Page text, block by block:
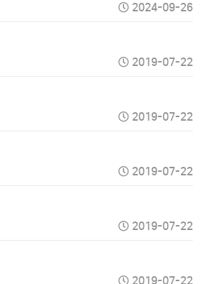
2024-09-26
2019-07-22
2019-07-22
2019-07-22
2019-07-22
2019-07-22